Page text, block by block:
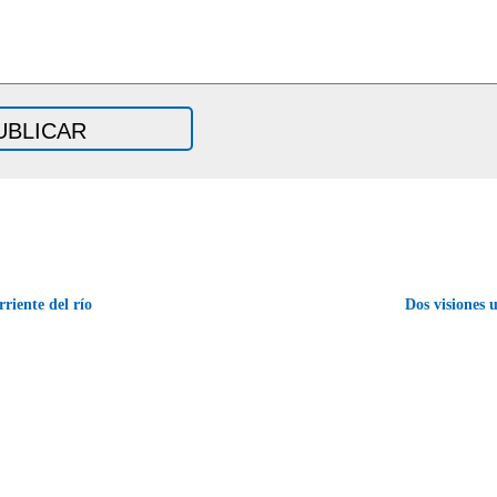
del río Dos visiones